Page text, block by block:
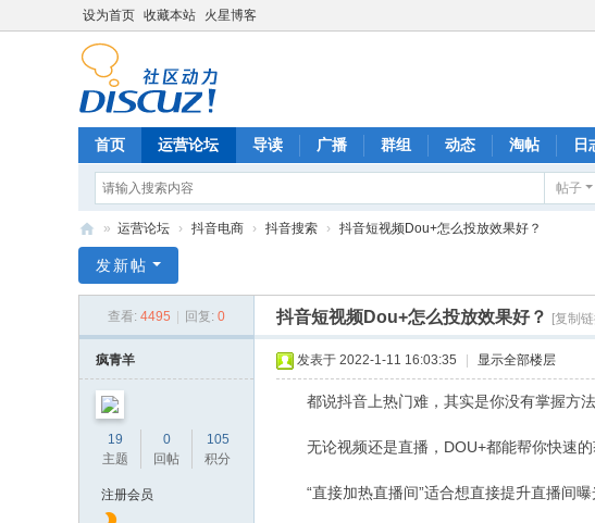
设为首页 收藏本站 火星博客
首页 运营论坛 导读 广播 群组 动态 淘帖 日
帖子
商
» 运营论坛 › 抖音电商 › 抖音搜索 › 抖音短视频Dou+怎么投放效果好？
发新帖
查看: 4495 回复: 0 抖音短视频Dou+怎么投放效果好？ [复制
疯青羊
19
主题
0
回帖
105
积分
注册会员
发表于 2022-1-11 16:03:35 显示全部楼层
都说抖音上热门难，其实是你没有掌握方法
无论视频还是直播，DOU+都能帮你快速的
“直接加热直播间”适合想直接提升直播间曝